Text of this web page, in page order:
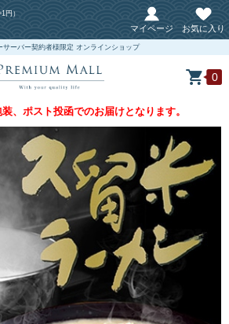
円）
マイページ お気に入り
サーバー契約者様限定 オンラインショップ
0
、ポスト投函でのお届けとなります。